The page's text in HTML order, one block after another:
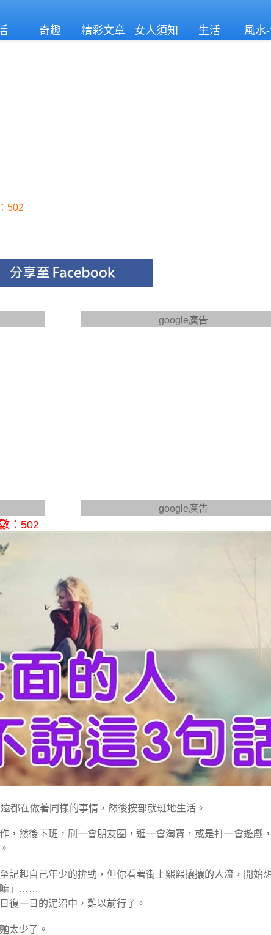
奇趣 精彩文章 女人須知 生活
風水
502
google廣告
google廣告
：502
都在做著同樣的事情，然後按部就班地生活。
，然後下班，刷一會朋友圈，逛一會淘寶，或是打一會遊戲
記起自己年少的拚勁，但你看著街上熙熙攘攘的人流，開始
嘛」……
復一日的泥沼中，難以前行了。
太少了。